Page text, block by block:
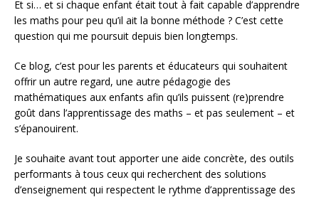
Et si… et si chaque enfant était tout à fait capable d’apprendre
les maths pour peu qu’il ait la bonne méthode ? C’est cette
question qui me poursuit depuis bien longtemps.
Ce blog, c’est pour les parents et éducateurs qui souhaitent
offrir un autre regard, une autre pédagogie des
mathématiques aux enfants afin qu’ils puissent (re)prendre
goût dans l’apprentissage des maths – et pas seulement – et
s’épanouirent.
Je souhaite avant tout apporter une aide concrète, des outils
performants à tous ceux qui recherchent des solutions
d’enseignement qui respectent le rythme d’apprentissage des